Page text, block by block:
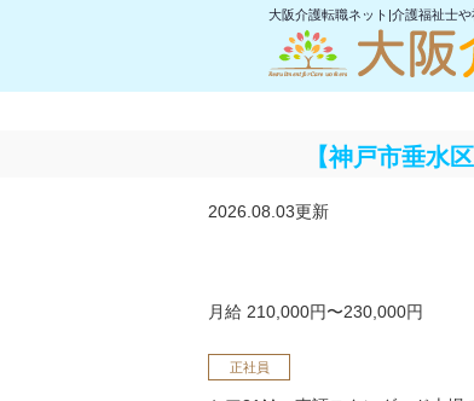
大阪介護転職ネット|介護福祉士
【神戸市垂水
2026.08.03更新
月給 210,000円〜230,000円
正社員